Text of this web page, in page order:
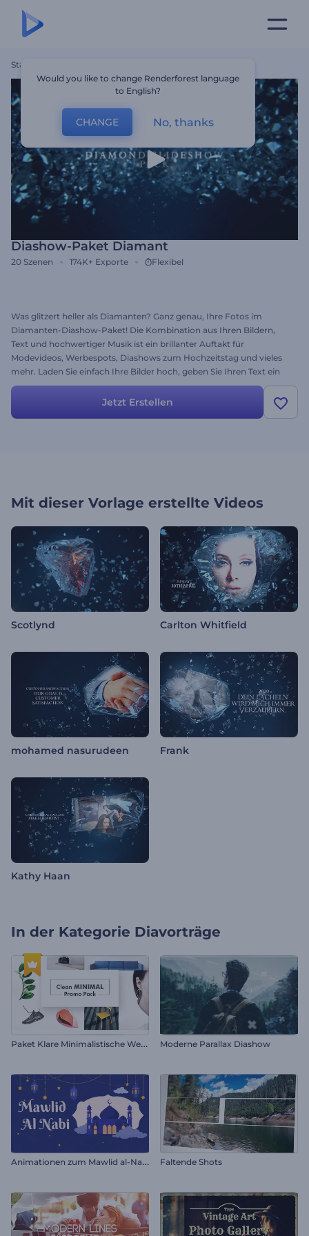
Startseite
Diashow-Paket Diamant
20 Szenen 174K+ Exporte Flexibel
Was glitzert heller als Diamanten? Ganz genau, Ihre Fotos im
Diamanten-Diashow-Paket! Die Kombination aus Ihren Bildern,
Text und hochwertiger Musik ist ein brillanter Auftakt für
Modevideos, Werbespots, Diashows zum Hochzeitstag und vieles
mehr. Laden Sie einfach Ihre Bilder hoch, geben Sie Ihren Text ein
und geben Sie Ihrem Projekt einen glamourösen Look. Glänzen Sie
mit Eleganz und Erfolg - und zwar schon jetzt!
Jetzt Erstellen
Mit dieser Vorlage erstellte Videos
Scotlynd Carlton Whitfield
mohamed nasurudeen Frank
Kathy Haan
In der Kategorie Diavorträge
P
aket Klare Minimalistische Werbung Moderne Parallax Diashow
A
nimationen zum Mawlid al-Nabi Faltende Shots
Would you like to change Renderforest language
to English?
CHANGE No, thanks